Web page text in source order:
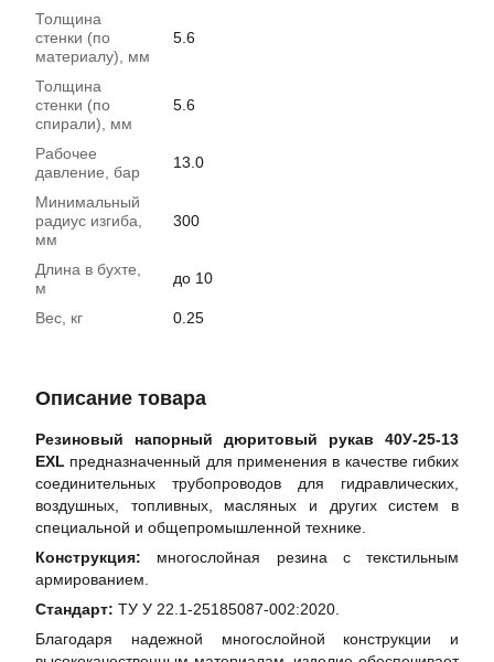
Толщина
стенки (по
материалу), мм
5.6
Толщина
стенки (по
спирали), мм
5.6
Рабочее
давление, бар
13.0
Минимальный
радиус изгиба,
мм
300
Длина в бухте,
м
до 10
Вес, кг 0.25
Описание товара
Резиновый напорный дюритовый рукав 40У-25-13
EXL предназначенный для применения в качестве гибких
соединительных трубопроводов для гидравлических,
воздушных, топливных, масляных и других систем в
специальной и общепромышленной технике.
Конструкция: многослойная резина с текстильным
армированием.
Стандарт: ТУ У 22.1-25185087-002:2020.
Благодаря надежной многослойной конструкции и